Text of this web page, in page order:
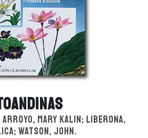
MARY KALIN; LIBERONA,
WATSON, JOHN.